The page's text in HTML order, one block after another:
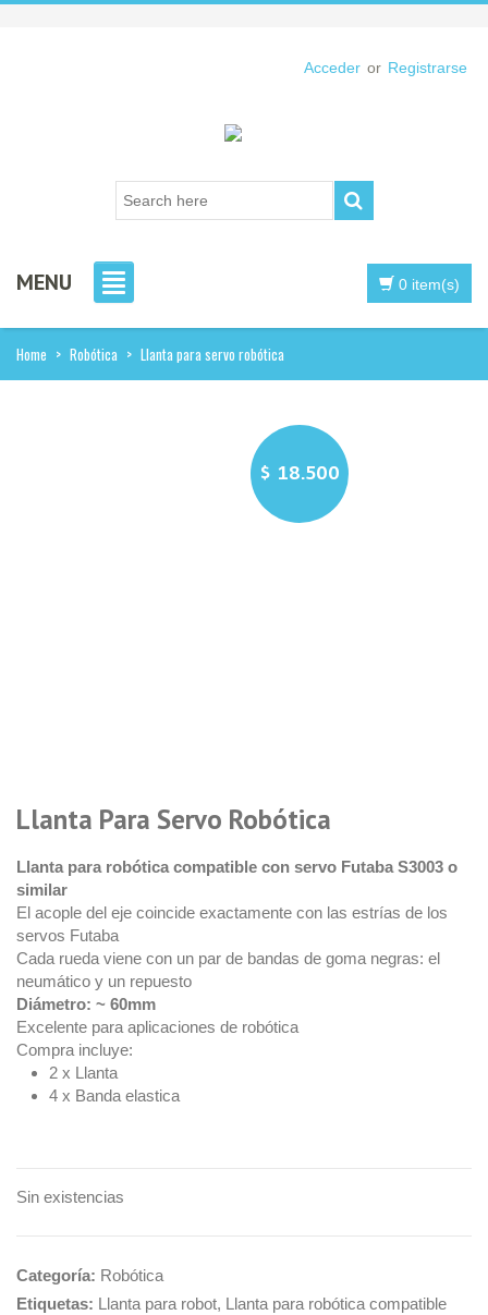
Acceder or Registrarse
MENU 0 item(s)
Home > Robótica > Llanta para servo robótica
$18.500
Llanta Para Servo Robótica
Llanta para robótica compatible con servo Futaba S3003 o
similar
El acople del eje coincide exactamente con las estrías de los
servos Futaba
Cada rueda viene con un par de bandas de goma negras: el
neumático y un repuesto
Diámetro: ~ 60mm
Excelente para aplicaciones de robótica
Compra incluye:
2 x Llanta
4 x Banda elastica
Sin existencias
Categoría: Robótica
Etiquetas: Llanta para robot, Llanta para robótica compatible